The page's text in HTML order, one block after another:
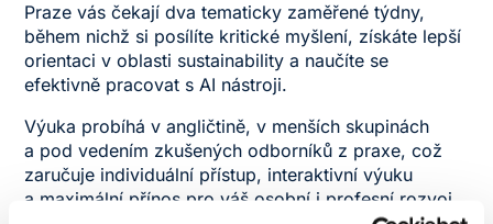
Praze vás čekají dva tematicky zaměřené týdny,
během nichž si posílíte kritické myšlení, získáte lepší
orientaci v oblasti sustainability a naučíte se
efektivně pracovat s AI nástroji.
Výuka probíhá v angličtině, v menších skupinách
a pod vedením zkušených odborníků z praxe, což
zaručuje individuální přístup, interaktivní výuku
a maximální přínos pro váš osobní i profesní rozvoj.